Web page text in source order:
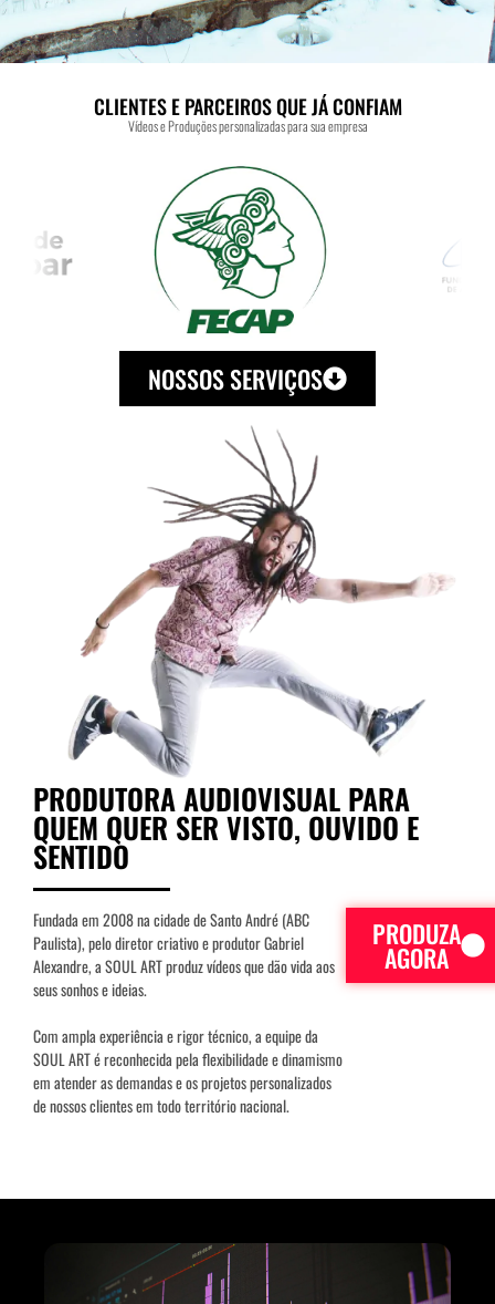
CLIENTES E PARCEIROS QUE JÁ CONFIAM
Vídeos e Produções personalizadas para sua empresa
NOSSOS SERVIÇOS
PRODUTORA AUDIOVISUAL PARA
QUEM QUER SER VISTO, OUVIDO E
SENTIDO
Fundada em 2008 na cidade de Santo André (ABC
Paulista), pelo diretor criativo e produtor Gabriel
Alexandre, a SOUL ART produz vídeos que dão vida aos
seus sonhos e ideias.
Com ampla experiência e rigor técnico, a equipe da
SOUL ART é reconhecida pela flexibilidade e dinamismo
em atender as demandas e os projetos personalizados
de nossos clientes em todo território nacional.
PRODUZA
AGORA